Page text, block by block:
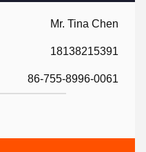
Mr. Tina Chen
18138215391
86-755-8996-0061